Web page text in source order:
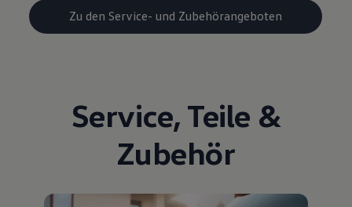
Zu den Service- und Zubehörangeboten
Service, Teile &
Zubehör